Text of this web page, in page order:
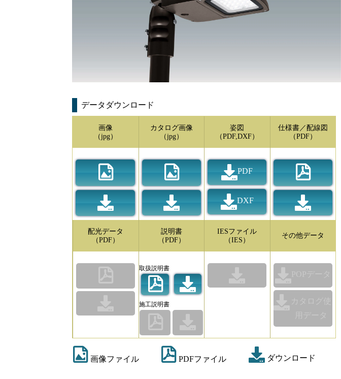
データダウンロード
画像
（jpg）
カタログ画像
（jpg）
姿図
（PDF,DXF）
PDF
DXF
仕様書／配線図
（PDF）
配光データ
（PDF）
説明書
（PDF）
取扱説明書
施工説明書
IESファイル
（IES）
その他データ
POPデータ
カタログ使
用データ
画像ファイル PDFファイル ダウンロード